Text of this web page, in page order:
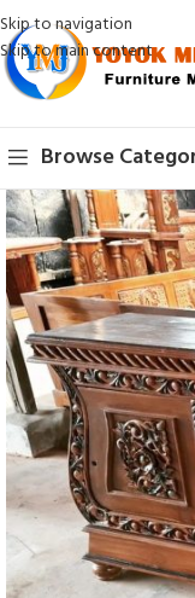
Skip to navigation
Skip to main content
Browse